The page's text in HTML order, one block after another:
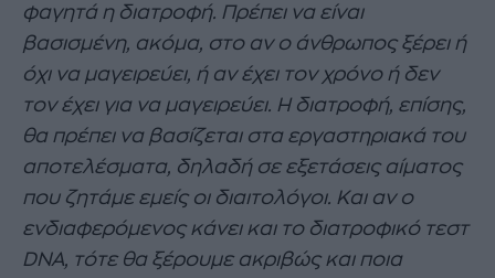
φαγητά η διατροφή. Πρέπει να είναι
βασισμένη, ακόμα, στο αν ο άνθρωπος ξέρει ή
όχι να μαγειρεύει, ή αν έχει τον χρόνο ή δεν
τον έχει για να μαγειρεύει. Η διατροφή, επίσης,
θα πρέπει να βασίζεται στα εργαστηριακά του
αποτελέσματα, δηλαδή σε εξετάσεις αίματος
που ζητάμε εμείς οι διαιτολόγοι. Και αν ο
ενδιαφερόμενος κάνει και το διατροφικό τεστ
DNA, τότε θα ξέρουμε ακριβώς και ποια